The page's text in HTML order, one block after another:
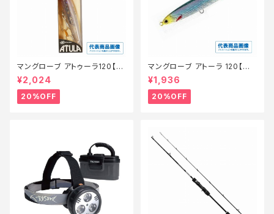
マングローブ アトゥーラ120【特
価ルアー】【20】
¥2,024
20%OFF
マングローブ アトーラ 120【特
価ルアー】【20】
¥1,936
20%OFF